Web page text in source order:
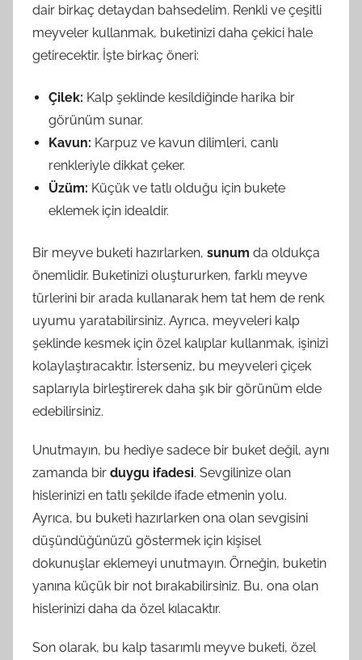
dair birkaç detaydan bahsedelim. Renkli ve çeşitli
meyveler kullanmak, buketinizi daha çekici hale
getirecektir. İşte birkaç öneri:
Çilek: Kalp şeklinde kesildiğinde harika bir
görünüm sunar.
Kavun: Karpuz ve kavun dilimleri, canlı
renkleriyle dikkat çeker.
Üzüm: Küçük ve tatlı olduğu için bukete
eklemek için idealdir.
Bir meyve buketi hazırlarken, sunum da oldukça
önemlidir. Buketinizi oluştururken, farklı meyve
türlerini bir arada kullanarak hem tat hem de renk
uyumu yaratabilirsiniz. Ayrıca, meyveleri kalp
şeklinde kesmek için özel kalıplar kullanmak, işinizi
kolaylaştıracaktır. İsterseniz, bu meyveleri çiçek
saplarıyla birleştirerek daha şık bir görünüm elde
edebilirsiniz.
Unutmayın, bu hediye sadece bir buket değil, aynı
zamanda bir duygu ifadesi. Sevgilinize olan
hislerinizi en tatlı şekilde ifade etmenin yolu.
Ayrıca, bu buketi hazırlarken ona olan sevgisini
düşündüğünüzü göstermek için kişisel
dokunuşlar eklemeyi unutmayın. Örneğin, buketin
yanına küçük bir not bırakabilirsiniz. Bu, ona olan
hislerinizi daha da özel kılacaktır.
Son olarak, bu kalp tasarımlı meyve buketi, özel